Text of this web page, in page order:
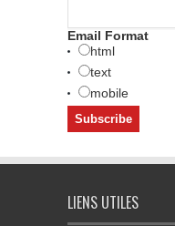
Email Format
html
text
mobile
LIENS UTILES